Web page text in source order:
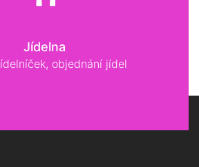
Jídelna
objednání jídel